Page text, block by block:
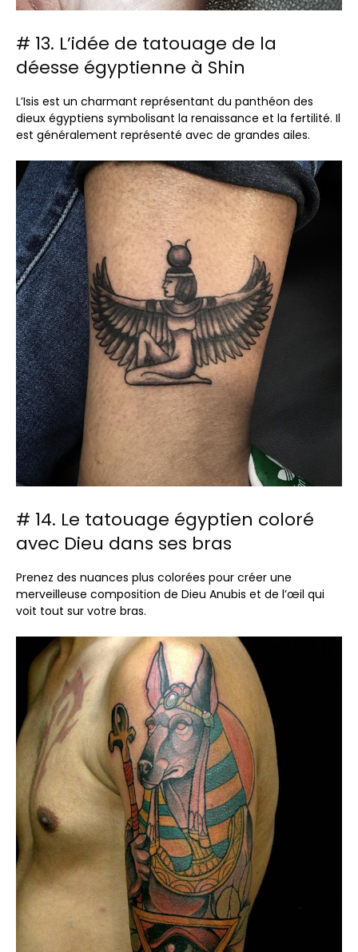
# 13. L’idée de tatouage de la
déesse égyptienne à Shin
L’Isis est un charmant représentant du panthéon des
dieux égyptiens symbolisant la renaissance et la fertilité. Il
est généralement représenté avec de grandes ailes.
# 14. Le tatouage égyptien coloré
avec Dieu dans ses bras
Prenez des nuances plus colorées pour créer une
merveilleuse composition de Dieu Anubis et de l’œil qui
voit tout sur votre bras.